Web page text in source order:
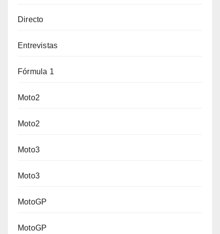
Directo
Entrevistas
Fórmula 1
Moto2
Moto2
Moto3
Moto3
MotoGP
MotoGP